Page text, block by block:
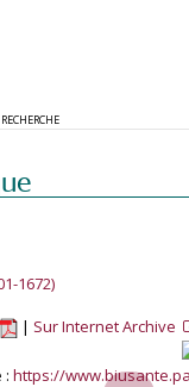
1672)
Sur Internet Archive
: https://